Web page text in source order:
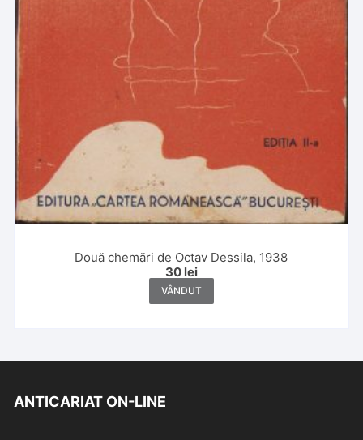
Două chemări de Octav Dessila, 1938
30 lei
VÂNDUT
ANTICARIAT ON-LINE